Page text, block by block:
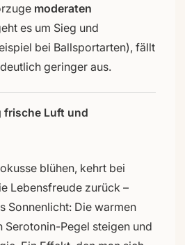
moderaten
es um Sieg und
bei Ballsportarten), fällt
geringer aus.
frische Luft und
blühen, kehrt bei
Lebensfreude zurück –
Sonnenlicht: Die warmen
Serotonin-Pegel steigen und